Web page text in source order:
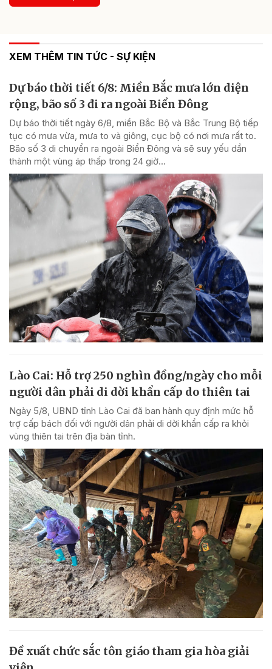
XEM THÊM TIN TỨC - SỰ KIỆN
Dự báo thời tiết 6/8: Miền Bắc mưa lớn diện
rộng, bão số 3 đi ra ngoài Biển Đông
Dự báo thời tiết ngày 6/8, miền Bắc Bộ và Bắc Trung Bộ tiếp
tục có mưa vừa, mưa to và giông, cục bộ có nơi mưa rất to.
Bão số 3 di chuyển ra ngoài Biển Đông và sẽ suy yếu dần
thành một vùng áp thấp trong 24 giờ...
Lào Cai: Hỗ trợ 250 nghìn đồng/ngày cho mỗi
người dân phải di dời khẩn cấp do thiên tai
Ngày 5/8, UBND tỉnh Lào Cai đã ban hành quy định mức hỗ
trợ cấp bách đối với người dân phải di dời khẩn cấp ra khỏi
vùng thiên tai trên địa bàn tỉnh.
Đề xuất chức sắc tôn giáo tham gia hòa giải